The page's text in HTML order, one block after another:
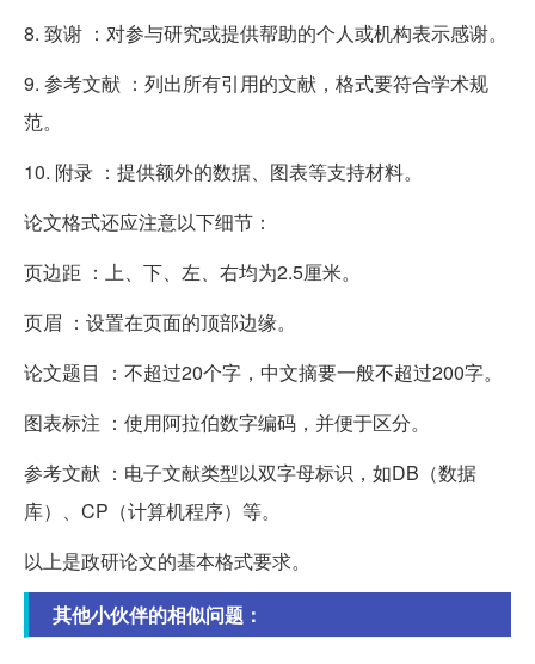
8. 致谢 ：对参与研究或提供帮助的个人或机构表示感谢。
9. 参考文献 ：列出所有引用的文献，格式要符合学术规
范。
10. 附录 ：提供额外的数据、图表等支持材料。
论文格式还应注意以下细节：
页边距 ：上、下、左、右均为2.5厘米。
页眉 ：设置在页面的顶部边缘。
论文题目 ：不超过20个字，中文摘要一般不超过200字。
图表标注 ：使用阿拉伯数字编码，并便于区分。
参考文献 ：电子文献类型以双字母标识，如DB（数据
库）、CP（计算机程序）等。
以上是政研论文的基本格式要求。
其他小伙伴的相似问题：